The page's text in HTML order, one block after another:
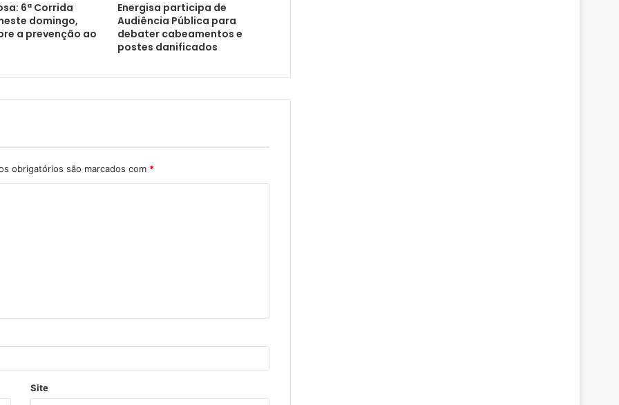
6ª Corrida
domingo,
a prevenção ao
Energisa participa de
Audiência Pública para
debater cabeamentos e
postes danificados
obrigatórios são marcados com *
Site